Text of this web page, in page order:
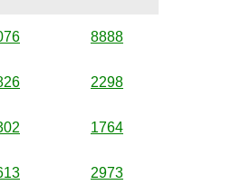
8888
2298
1764
2973